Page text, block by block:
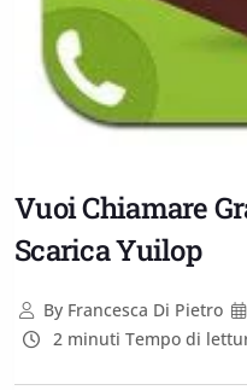
Vuoi Chiamare
Scarica Yuilop
ByFrancesca Di Pietro
2 minuti Tempo di